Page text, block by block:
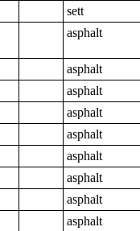
sett
asphalt
asphalt
asphalt
asphalt
asphalt
asphalt
asphalt
asphalt
asphalt